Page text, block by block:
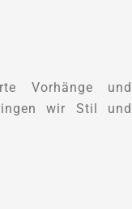
Vorhänge und
wir Stil und